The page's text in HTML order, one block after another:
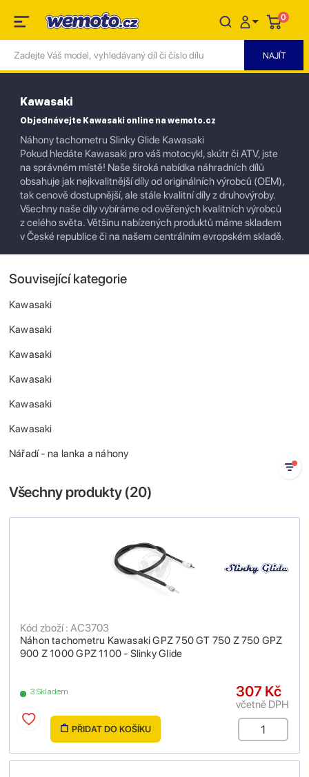
0
Kawasaki
Objednávejte Kawasaki online na wemoto.cz
Náhony tachometru Slinky Glide Kawasaki
Pokud hledáte Kawasaki pro váš motocykl, skútr či ATV, jste
na správném místě! Naše široká nabídka náhradních dílů
obsahuje jak nejkvalitnější díly od originálních výrobců (OEM),
tak cenově dostupnější, ale stále kvalitní díly z druhovýroby.
Všechny naše díly vybíráme od ověřených kvalitních výrobců
z celého světa. Většinu nabízených produktů máme skladem
v České republice či na našem centrálním evropském skladě.
Související kategorie
Kawasaki
Kawasaki
Kawasaki
Kawasaki
Kawasaki
Kawasaki
Nářadí - na lanka a náhony
Všechny produkty (20)
Náhon tachometru Kawasaki GPZ 750 GT 750 Z 750 GPZ
900 Z 1000 GPZ 1100 - Slinky Glide
Kód zboží : AC3703
3 Skladem 307 Kč
včetně DPH
PŘIDAT DO KOŠÍKU